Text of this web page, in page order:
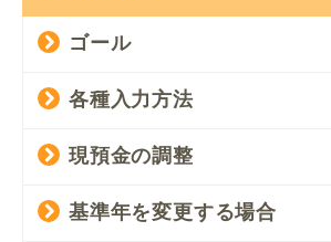
ゴール
各種入力方法
現預金の調整
基準年を変更する場合